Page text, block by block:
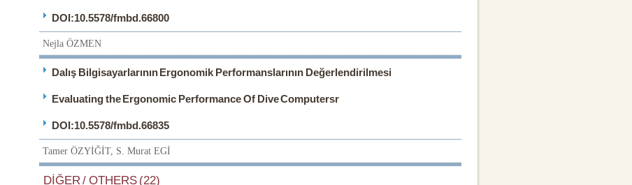
DOI:10.5578/fmbd.66800
Nejla ÖZMEN
Dalış Bilgisayarlarının Ergonomik Performanslarının Değerlendirilmesi
Evaluating the Ergonomic Performance Of Dive Computersr
DOI:10.5578/fmbd.66835
Tamer ÖZYİĞİT, S. Murat EGİ
DİĞER / OTHERS (22)